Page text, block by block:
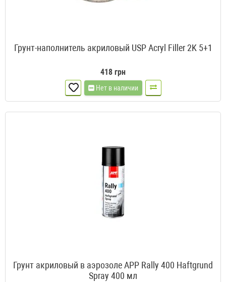
Грунт-наполнитель акриловый USP Acryl Filler 2K 5+1
418 грн
Нет в наличии
Грунт акриловый в аэрозоле APP Rally 400 Haftgrund
Spray 400 мл